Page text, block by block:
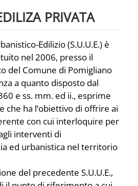
PRIVATA
Edilizio (S.U.U.E.) è
nel 2006, presso il
del Comune di Pomigliano
a quanto disposto dal
e ss. mm. ed ii., esprime
che ha l’obiettivo di offrire ai
con cui interloquire per
interventi di
ed urbanistica nel territorio
del precedente S.U.U.E.,